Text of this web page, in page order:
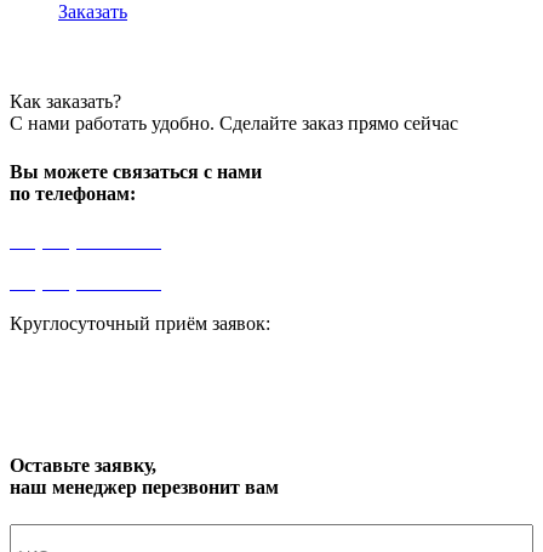
Заказать
Как заказать?
С нами работать удобно. Сделайте заказ прямо сейчас
Вы можете связаться с нами
по телефонам:
Круглосуточный приём заявок:
Оставьте заявку,
наш менеджер перезвонит вам